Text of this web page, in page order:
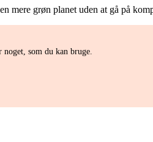
mere grøn planet uden at gå på
som du kan bruge.